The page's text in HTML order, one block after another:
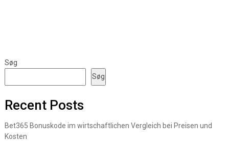
Søg
Søg
Recent Posts
Bet365 Bonuskode im wirtschaftlichen Vergleich bei Preisen und
Kosten